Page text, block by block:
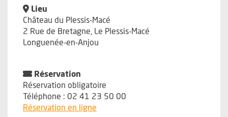
Lieu
Château du Plessis-Macé
2 Rue de Bretagne, Le Plessis-Macé
Longuenée-en-Anjou
Réservation
Réservation obligatoire
Téléphone : 02 41 23 50 00
Réservation en ligne